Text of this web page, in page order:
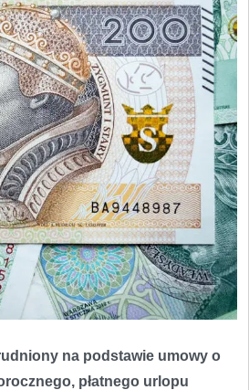
na podstawie umowy o
płatnego urlopu